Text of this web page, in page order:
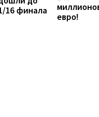
16 финала
евро!